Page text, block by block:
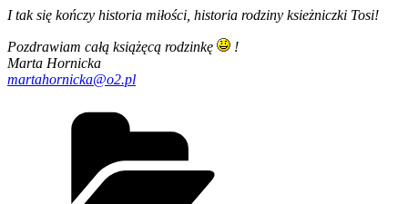
I tak się kończy historia miłości, historia rodziny ksieżniczki Tosi!
Pozdrawiam całą książęcą rodzinkę
!
Marta Hornicka
martahornicka@o2.pl